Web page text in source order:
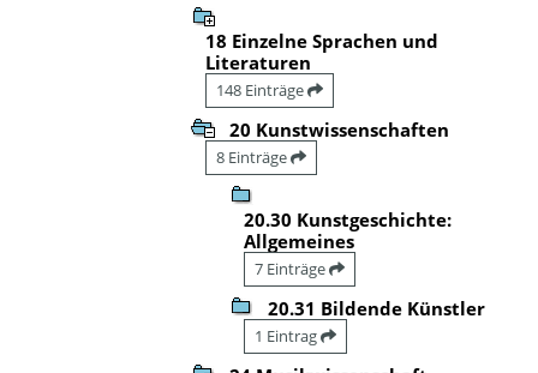
18 Einzelne Sprachen und
Literaturen
148 Einträge
20 Kunstwissenschaften
8 Einträge
20.30 Kunstgeschichte:
Allgemeines
7 Einträge
20.31 Bildende Künstler
1 Eintrag